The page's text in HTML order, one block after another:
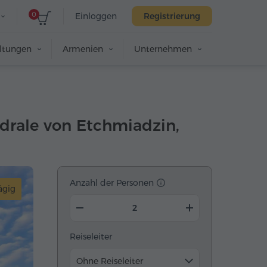
Einloggen Registrierung
0
Armenien Unternehmen
von Etchmiadzin,
Anzahl der Personen
Reiseleiter
Ohne Reiseleiter